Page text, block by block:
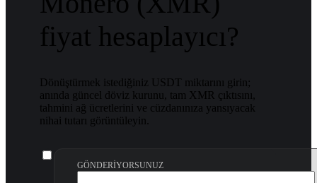
fiyat hesaplayıcı?
Dönüştürmek istediğiniz USDT miktarını girin;
anında güncel döviz kurunu, tam XMR çıktısını,
tahmini ağ ücretlerini ve cüzdanınıza yansıyacak
nihai tutarı görüntüleyin.
GÖNDERIYORSUNUZ